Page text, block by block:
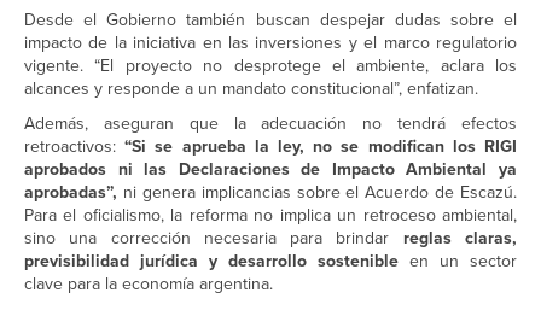
Desde el Gobierno también buscan despejar dudas sobre el
impacto de la iniciativa en las inversiones y el marco regulatorio
vigente. “El proyecto no desprotege el ambiente, aclara los
alcances y responde a un mandato constitucional”, enfatizan.
Además, aseguran que la adecuación no tendrá efectos
retroactivos:“Si se aprueba la ley, no se modifican los RIGI
aprobados ni las Declaraciones de Impacto Ambiental ya
aprobadas”, ni genera implicancias sobre el Acuerdo de Escazú.
Para el oficialismo, la reforma no implica un retroceso ambiental,
sino una corrección necesaria para brindar reglas claras,
previsibilidad jurídica y desarrollo sostenible en un sector
clave para la economía argentina.